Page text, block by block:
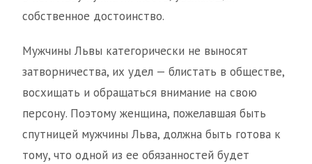
собственное достоинство.
Мужчины Львы категорически не выносят
затворничества, их удел — блистать в обществе,
восхищать и обращаться внимание на свою
персону. Поэтому женщина, пожелавшая быть
спутницей мужчины Льва, должна быть готова к
тому, что одной из ее обязанностей будет